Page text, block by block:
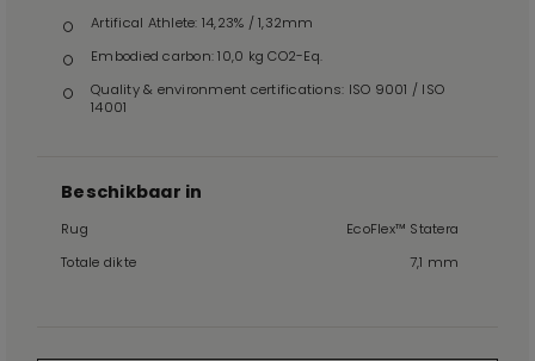
Artifical Athlete: 14,23% / 1,32mm
Embodied carbon: 10,0 kg CO2-Eq.
Quality & environment certifications: ISO 9001 / ISO
14001
Beschikbaar in
Rug
EcoFlex™ Statera
Totale dikte
7,1 mm